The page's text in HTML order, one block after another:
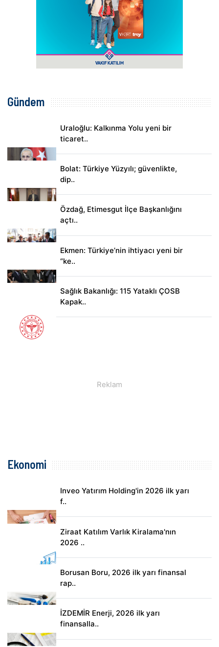
Gündem
Uraloğlu: Kalkınma Yolu yeni bir
ticaret..
Bolat: Türkiye Yüzyılı; güvenlikte,
dip..
Özdağ, Etimesgut İlçe Başkanlığını
açtı..
Ekmen: Türkiye’nin ihtiyacı yeni bir
“ke..
Sağlık Bakanlığı: 115 Yataklı ÇOSB
Kapak..
Ekonomi
Inveo Yatırım Holding'in 2026 ilk yarı
f..
Ziraat Katılım Varlık Kiralama'nın
2026 ..
Borusan Boru, 2026 ilk yarı finansal
rap..
İZDEMİR Enerji, 2026 ilk yarı
finansalla..